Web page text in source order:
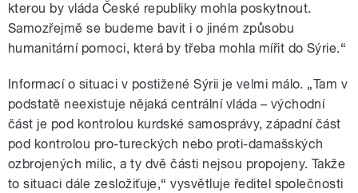
kterou by vláda České republiky mohla poskytnout.
Samozřejmě se budeme bavit i o jiném způsobu
humanitární pomoci, která by třeba mohla mířit do Sýrie.“
Informací o situaci v postižené Sýrii je velmi málo. „Tam v
podstatě neexistuje nějaká centrální vláda – východní
část je pod kontrolou kurdské samosprávy, západní část
pod kontrolou pro-tureckých nebo proti-damašských
ozbrojených milic, a ty dvě části nejsou propojeny. Takže
to situaci dále zesložiťuje,“ vysvětluje ředitel společnosti